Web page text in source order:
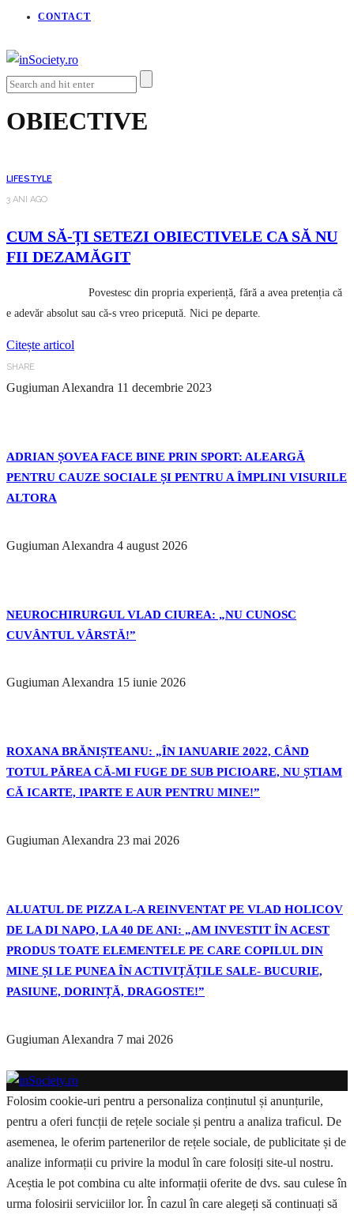
CONTACT
OBIECTIVE
LIFESTYLE
3 ANI AGO
CUM SĂ-ȚI SETEZI OBIECTIVELE CA SĂ NU
FII DEZAMĂGIT
Povestesc din propria experiență, fără a avea pretenția că
e adevăr absolut sau că-s vreo pricepută. Nici pe departe.
Citește articol
SHARE
Gugiuman Alexandra 11 decembrie 2023
ADRIAN ȘOVEA FACE BINE PRIN SPORT: ALEARGĂ
PENTRU CAUZE SOCIALE ȘI PENTRU A ÎMPLINI VISURILE
ALTORA
Gugiuman Alexandra 4 august 2026
NEUROCHIRURGUL VLAD CIUREA: „NU CUNOSC
CUVÂNTUL VÂRSTĂ!”
Gugiuman Alexandra 15 iunie 2026
ROXANA BRĂNIȘTEANU: „ÎN IANUARIE 2022, CÂND
TOTUL PĂREA CĂ-MI FUGE DE SUB PICIOARE, NU ȘTIAM
CĂ ICARTE, IPARTE E AUR PENTRU MINE!”
Gugiuman Alexandra 23 mai 2026
ALUATUL DE PIZZA L-A REINVENTAT PE VLAD HOLICOV
DE LA DI NAPO, LA 40 DE ANI: „AM INVESTIT ÎN ACEST
PRODUS TOATE ELEMENTELE PE CARE COPILUL DIN
MINE ȘI LE PUNEA ÎN ACTIVIȚĂȚILE SALE- BUCURIE,
PASIUNE, DORINȚĂ, DRAGOSTE!”
Gugiuman Alexandra 7 mai 2026
Folosim cookie-uri pentru a personaliza conținutul și anunțurile,
pentru a oferi funcții de rețele sociale și pentru a analiza traficul. De
asemenea, le oferim partenerilor de rețele sociale, de publicitate și de
analize informații cu privire la modul în care folosiți site-ul nostru.
Aceștia le pot combina cu alte informații oferite de dvs. sau culese în
urma folosirii serviciilor lor. În cazul în care alegeți să continuați să